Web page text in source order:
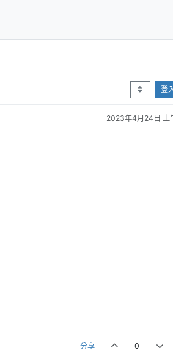
登
2023年4月24日 上
分享 0